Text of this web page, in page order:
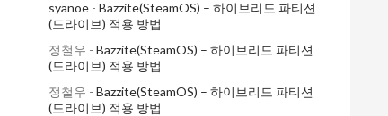
syanoe - Bazzite(SteamOS) – 하이브리드 파티션
(드라이브) 적용 방법
정철우 - Bazzite(SteamOS) – 하이브리드 파티션
(드라이브) 적용 방법
정철우 - Bazzite(SteamOS) – 하이브리드 파티션
(드라이브) 적용 방법